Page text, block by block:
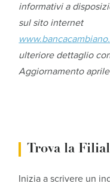
informativi a
sul sito internet
ulteriore dettaglio
Aggiornamento
Trova la
Inizia a scrivere un